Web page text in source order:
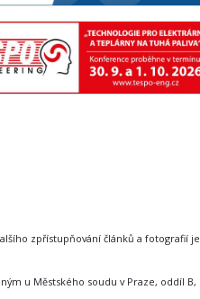
zpřístupňování článků a fotografií je
u Městského soudu v Praze, oddíl B,